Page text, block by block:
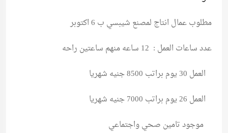
مطلوب عمال انتاج لمصنع شيبسي ب 6 اكتوبر
عدد ساعات العمل : 12 ساعه منهم ساعتين راحه
العمل 30 يوم براتب 8500 جنيه شهريا
العمل 26 يوم براتب 7000 جنيه شهريا
موجود تامين صحي واجتماعي